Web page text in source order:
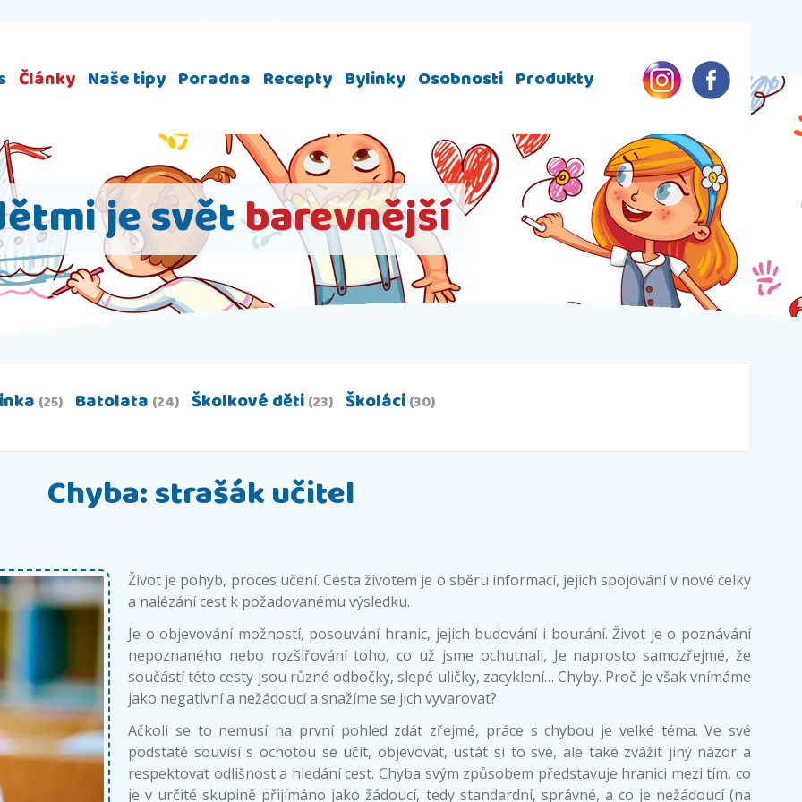
Články Naše tipy Poradna Recepty Bylinky Osobnosti Produkty
je světbarevnější
(25) Batolata (24) Školkové děti (23) Školáci (30)
Chyba: strašák učitel
Život je pohyb, proces učení. Cesta životem je o sběru informací, jejich spojování v nové celky
a nalézání cest k požadovanému výsledku.
Je o objevování možností, posouvání hranic, jejich budování i bourání. Život je o poznávání
nepoznaného nebo rozšiřování toho, co už jsme ochutnali, Je naprosto samozřejmé, že
součástí této cesty jsou různé odbočky, slepé uličky, zacyklení… Chyby. Proč je však vnímáme
jako negativní a nežádoucí a snažíme se jich vyvarovat?
Ačkoli se to nemusí na první pohled zdát zřejmé, práce s chybou je velké téma. Ve své
podstatě souvisí s ochotou se učit, objevovat, ustát si to své, ale také zvážit jiný názor a
respektovat odlišnost a hledání cest. Chyba svým způsobem představuje hranici mezi tím, co
je v určité skupině přijímáno jako žádoucí, tedy standardní, správné, a co je nežádoucí (na